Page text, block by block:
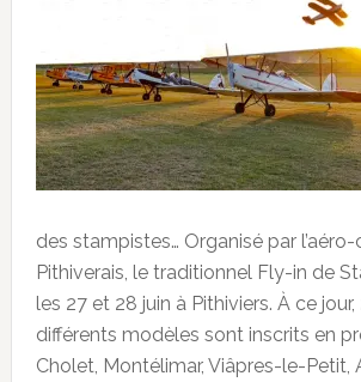
des stampistes… Organisé par
Pithiverais, le traditionnel Fly-in de
les 27 et 28 juin à Pithiviers. À ce
différents modèles sont inscrits en
Cholet, Montélimar, Viâpres-le-Petit,